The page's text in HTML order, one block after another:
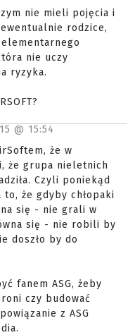
nie mieli pojęcia i
rodzice,
nie uczy
ryzyka.
@ 15:54
że w
że grupa nieletnich
Czyli poniekąd
to, że gdyby chłopaki
się - nie grali w
się - nie robili by
doszło by do
fanem ASG, żeby
czy budować
z ASG